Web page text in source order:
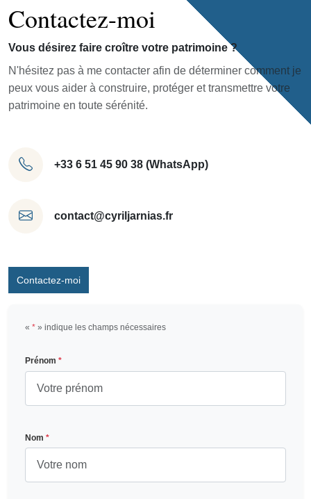
Contactez-moi
Vous désirez faire croître votre patrimoine ?
N'hésitez pas à me contacter afin de déterminer comment je
peux vous aider à construire, protéger et transmettre votre
patrimoine en toute sérénité.
+33 6 51 45 90 38 (WhatsApp)
contact@cyriljarnias.fr
Contactez-moi
« * » indique les champs nécessaires
Prénom *
Nom *